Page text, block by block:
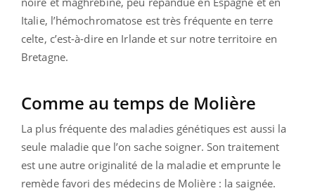
Italie, l’hémochromatose est très fréquente en terre
celte, c’est-à-dire en Irlande et sur notre territoire en
Bretagne.
Comme au temps de Molière
La plus fréquente des maladies génétiques est aussi la
seule maladie que l’on sache soigner. Son traitement
est une autre originalité de la maladie et emprunte le
remède favori des médecins de Molière : la saignée.